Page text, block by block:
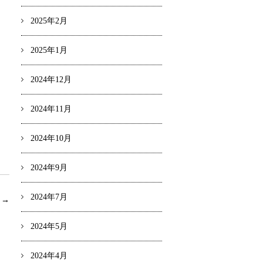
→
2025年2月
2025年1月
2024年12月
2024年11月
2024年10月
2024年9月
2024年7月
2024年5月
2024年4月